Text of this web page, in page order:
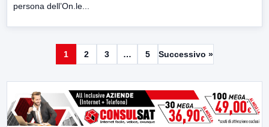
persona dell’On.le...
1 2 3 … 5 Successivo »